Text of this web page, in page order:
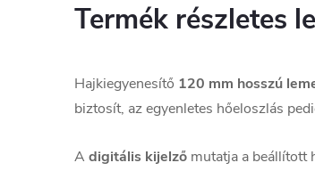
Termék részletes
Hajkiegyenesítő 120 mm hosszú
biztosít, az egyenletes hőeloszlás
A digitális kijelző mutatja a beállított